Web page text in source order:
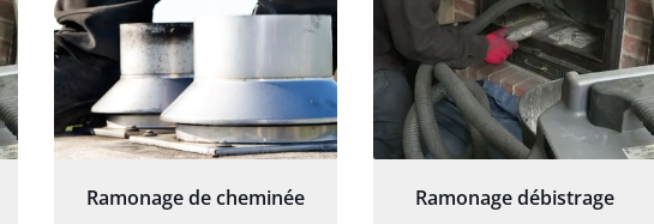
Ramonage de cheminée Ramonage débistrage
du tirage. Très satisfait.
plus aucune odeur. Travail
propre et rapide.